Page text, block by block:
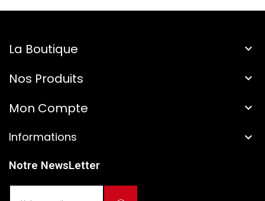
La Boutique 
Nos Produits 
Mon Compte 
Informations 
Notre NewsLetter